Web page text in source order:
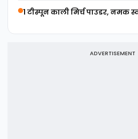
1 टीस्पून काली मिर्च पाउडर, नमक
ADVERTISEMENT